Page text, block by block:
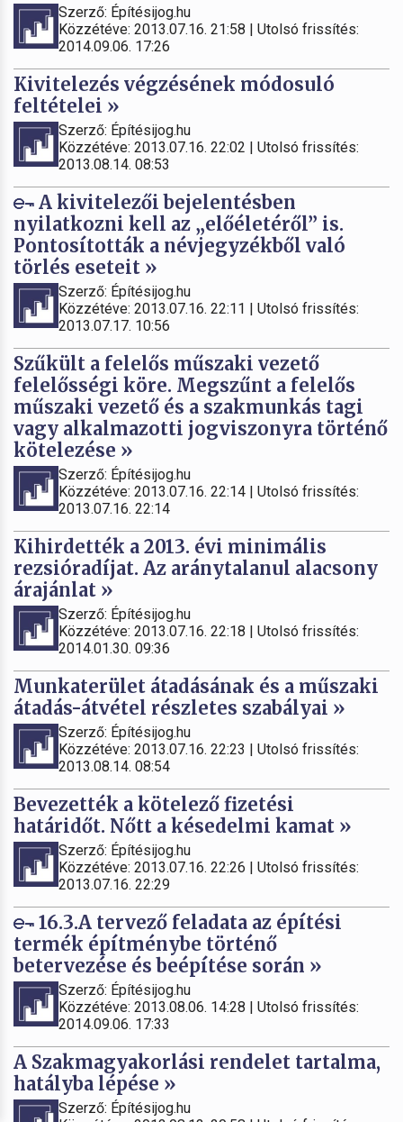
Szerző: Építésijog.hu
Közzétéve: 2013.07.16. 21:58 | Utolsó frissítés:
2014.09.06. 17:26
Kivitelezés végzésének módosuló
feltételei »
Szerző: Építésijog.hu
Közzétéve: 2013.07.16. 22:02 | Utolsó frissítés:
2013.08.14. 08:53
A kivitelezői bejelentésben
nyilatkozni kell az „előéletéről” is.
Pontosították a névjegyzékből való
törlés eseteit »
Szerző: Építésijog.hu
Közzétéve: 2013.07.16. 22:11 | Utolsó frissítés:
2013.07.17. 10:56
Szűkült a felelős műszaki vezető
felelősségi köre. Megszűnt a felelős
műszaki vezető és a szakmunkás tagi
vagy alkalmazotti jogviszonyra történő
kötelezése »
Szerző: Építésijog.hu
Közzétéve: 2013.07.16. 22:14 | Utolsó frissítés:
2013.07.16. 22:14
Kihirdették a 2013. évi minimális
rezsióradíjat. Az aránytalanul alacsony
árajánlat »
Szerző: Építésijog.hu
Közzétéve: 2013.07.16. 22:18 | Utolsó frissítés:
2014.01.30. 09:36
Munkaterület átadásának és a műszaki
átadás-átvétel részletes szabályai »
Szerző: Építésijog.hu
Közzétéve: 2013.07.16. 22:23 | Utolsó frissítés:
2013.08.14. 08:54
Bevezették a kötelező fizetési
határidőt. Nőtt a késedelmi kamat »
Szerző: Építésijog.hu
Közzétéve: 2013.07.16. 22:26 | Utolsó frissítés:
2013.07.16. 22:29
16.3.A tervező feladata az építési
termék építménybe történő
betervezése és beépítése során »
Szerző: Építésijog.hu
Közzétéve: 2013.08.06. 14:28 | Utolsó frissítés:
2014.09.06. 17:33
A Szakmagyakorlási rendelet tartalma,
hatályba lépése »
Szerző: Építésijog.hu